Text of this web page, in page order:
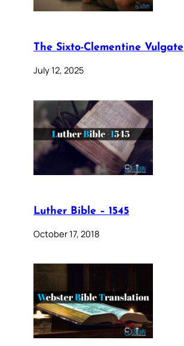
The Sixto-Clementine Vulgate
July 12, 2025
Luther Bible – 1545
October 17, 2018